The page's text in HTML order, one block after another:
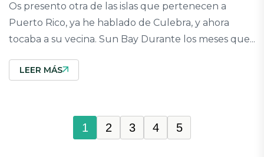
Os presento otra de las islas que pertenecen a
Puerto Rico, ya he hablado de Culebra, y ahora
tocaba a su vecina. Sun Bay Durante los meses que...
LEER MÁS
1 2 3 4 5